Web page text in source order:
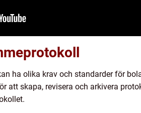
ha olika krav och standarder för
skapa, revisera och arkivera